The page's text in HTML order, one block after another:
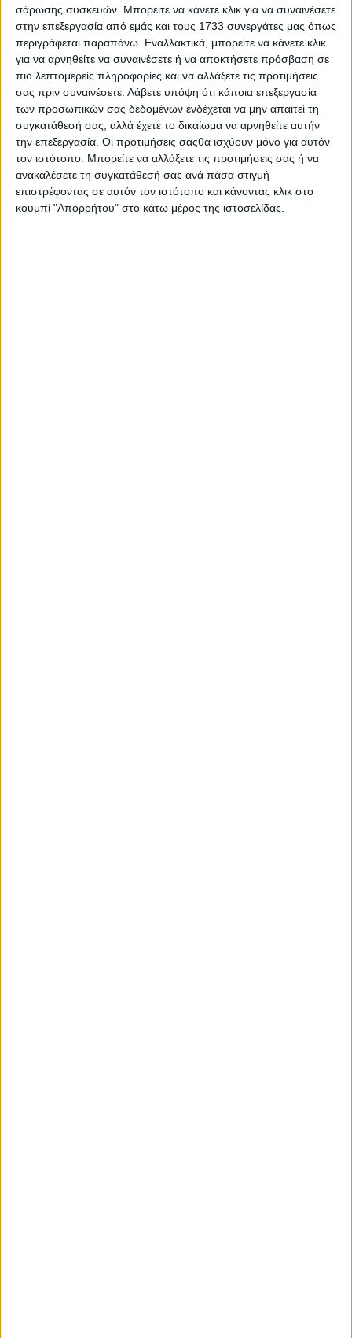
σάρωσης συσκευών. Μπορείτε να κάνετε κλικ για να συναινέσετε
στην επεξεργασία από εμάς και τους 1733 συνεργάτες μας όπως
περιγράφεται παραπάνω. Εναλλακτικά, μπορείτε να κάνετε κλικ
για να αρνηθείτε να συναινέσετε ή να αποκτήσετε πρόσβαση σε
πιο λεπτομερείς πληροφορίες και να αλλάξετε τις προτιμήσεις
σας πριν συναινέσετε. Λάβετε υπόψη ότι κάποια επεξεργασία
των προσωπικών σας δεδομένων ενδέχεται να μην απαιτεί τη
συγκατάθεσή σας, αλλά έχετε το δικαίωμα να αρνηθείτε αυτήν
την επεξεργασία. Οι προτιμήσεις σαςθα ισχύουν μόνο για αυτόν
τον ιστότοπο. Μπορείτε να αλλάξετε τις προτιμήσεις σας ή να
ανακαλέσετε τη συγκατάθεσή σας ανά πάσα στιγμή
επιστρέφοντας σε αυτόν τον ιστότοπο και κάνοντας κλικ στο
κουμπί "Απορρήτου" στο κάτω μέρος της ιστοσελίδας.
Πλατεία Νερού τέλος
Φωτορεπορτάζ από το φινάλε του Release Athens
στην Πλατεία Νερού
«Brand New Music»
Ποια Ελληνίδα τραγουδίστρια θα έβγαζε τέτοιο
βίντεο, όπως αυτό της Kacey Musgraves;
Οι Σκιαδαρέσες στην Τεχνόπολη Δήμου Αθηναίων